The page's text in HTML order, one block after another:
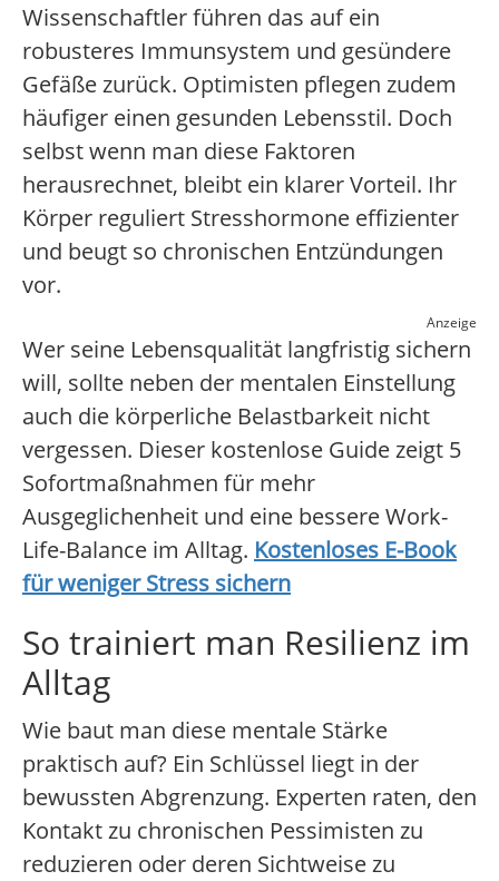
Wissenschaftler führen das auf ein
robusteres Immunsystem und gesündere
Gefäße zurück. Optimisten pflegen zudem
häufiger einen gesunden Lebensstil. Doch
selbst wenn man diese Faktoren
herausrechnet, bleibt ein klarer Vorteil. Ihr
Körper reguliert Stresshormone effizienter
und beugt so chronischen Entzündungen
vor.
Anzeige
Wer seine Lebensqualität langfristig sichern
will, sollte neben der mentalen Einstellung
auch die körperliche Belastbarkeit nicht
vergessen. Dieser kostenlose Guide zeigt 5
Sofortmaßnahmen für mehr
Ausgeglichenheit und eine bessere Work-
Life-Balance im Alltag. Kostenloses E-Book
für weniger Stress sichern
So trainiert man Resilienz im
Alltag
Wie baut man diese mentale Stärke
praktisch auf? Ein Schlüssel liegt in der
bewussten Abgrenzung. Experten raten, den
Kontakt zu chronischen Pessimisten zu
reduzieren oder deren Sichtweise zu